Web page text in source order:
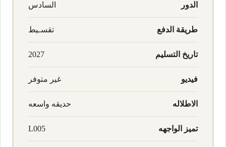
الدور السادس
طريقة الدفع تقسـيط
تاريخ التسليم 2027
فيديو غير متوفر
الاطلاله حديقه واسعه
تميز الواجهه L005